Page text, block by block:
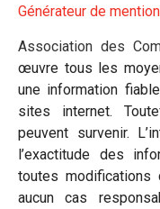
Générateur de
Association des
œuvre tous les
une information
sites internet.
peuvent survenir.
l’exactitude des
toutes modifications
aucun cas